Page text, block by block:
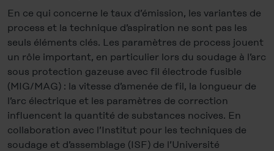
En ce qui concerne le taux d’émission, les variantes de
process et la technique d’aspiration ne sont pas les
seuls éléments clés. Les paramètres de process jouent
un rôle important, en particulier lors du soudage à l’arc
sous protection gazeuse avec fil électrode fusible
(MIG/MAG) : la vitesse d’amenée de fil, la longueur de
l’arc électrique et les paramètres de correction
influencent la quantité de substances nocives. En
collaboration avec l’Institut pour les techniques de
soudage et d’assemblage (ISF) de l’Université